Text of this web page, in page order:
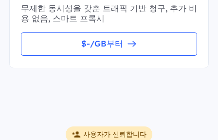
무제한 동시성을 갖춘 트래픽 기반 청구, 추가 비
용 없음, 스마트 프록시
$-/GB부터
사용자가 신뢰합니다